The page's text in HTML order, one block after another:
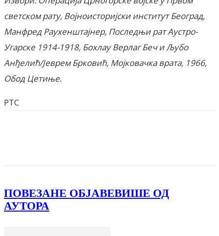
светском рату, Војноисториjски институт Београд,
Манфред Раухенштајнер, Последњи рат Аустро-
Угарске 1914-1918, Бохлау Верлаг Беч и Љубо
Анђелић/Јеврем Брковић, Мојковачка врата, 1966,
Обод Цетиње.
РТС
ПОВЕЗАНЕ ОБЈАВЕВИШЕ ОД
АУТОРА